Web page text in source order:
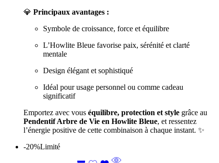
💎 Principaux avantages :
Symbole de croissance, force et équilibre
L’Howlite Bleue favorise paix, sérénité et clarté
mentale
Design élégant et sophistiqué
Idéal pour usage personnel ou comme cadeau
significatif
Emportez avec vous équilibre, protection et style grâce au
Pendentif Arbre de Vie en Howlite Bleue, et ressentez
l’énergie positive de cette combinaison à chaque instant. ✨
-20%Limité